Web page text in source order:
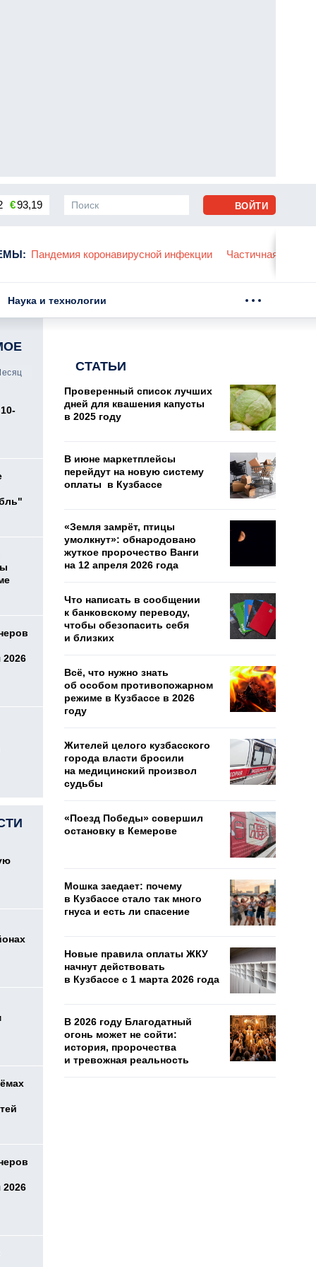
€93,19
: Пандемия коронавирусной инфекции Частичная
ВОЙТИ
Наука и технологии
2026
2026
СТАТЬИ
Проверенный список лучших
дней для квашения капусты
в 2025 году
В июне маркетплейсы
перейдут на новую систему
оплаты в Кузбассе
«Земля замрёт, птицы
умолкнут»: обнародовано
жуткое пророчество Ванги
на 12 апреля 2026 года
Что написать в сообщении
к банковскому переводу,
чтобы обезопасить себя
и близких
Всё, что нужно знать
об особом противопожарном
режиме в Кузбассе в 2026
году
Жителей целого кузбасского
города власти бросили
на медицинский произвол
судьбы
«Поезд Победы» совершил
остановку в Кемерове
Мошка заедает: почему
в Кузбассе стало так много
гнуса и есть ли спасение
Новые правила оплаты ЖКУ
начнут действовать
в Кузбассе с 1 марта 2026 года
В 2026 году Благодатный
огонь может не сойти:
история, пророчества
и тревожная реальность